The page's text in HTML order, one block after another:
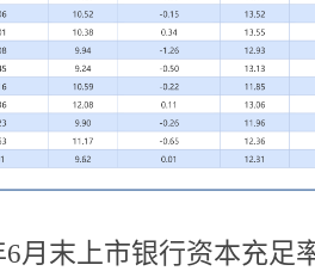
6月末上市银行资本充足